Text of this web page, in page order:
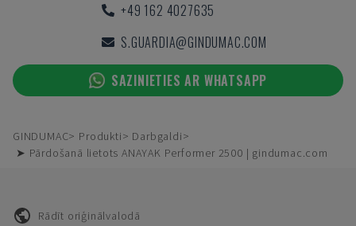
+49 162 4027635
S.GUARDIA@GINDUMAC.COM
SAZINIETIES AR WHATSAPP
GINDUMAC Produkti
Darbgaldi
➤ Pārdošanā lietots ANAYAK Performer 2500 | gindumac.com
Rādīt oriģinālvalodā